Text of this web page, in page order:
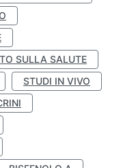
SULLA SALUTE
STUDI IN VIVO